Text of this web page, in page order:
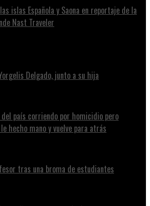
islas Española y Saona en reportaje de la
Nast Traveler
Delgado, junto a su hija
del país corriendo por homicidio pero
hecho mano y vuelve para atrás
tras una broma de estudiantes